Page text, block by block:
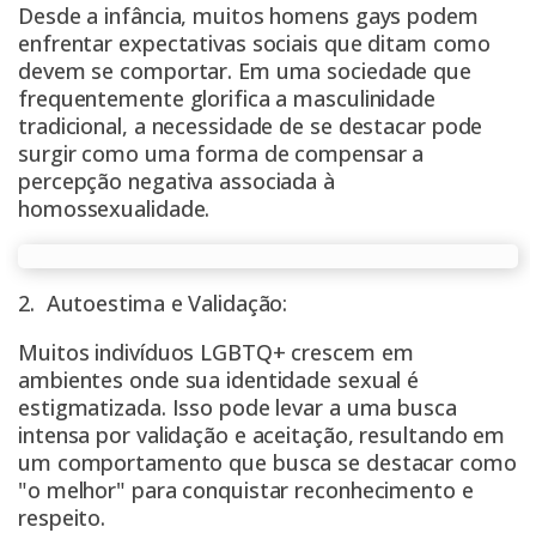
Desde a infância, muitos homens gays podem
enfrentar expectativas sociais que ditam como
devem se comportar. Em uma sociedade que
frequentemente glorifica a masculinidade
tradicional, a necessidade de se destacar pode
surgir como uma forma de compensar a
percepção negativa associada à
homossexualidade.
2. Autoestima e Validação:
Muitos indivíduos LGBTQ+ crescem em
ambientes onde sua identidade sexual é
estigmatizada. Isso pode levar a uma busca
intensa por validação e aceitação, resultando em
um comportamento que busca se destacar como
"o melhor" para conquistar reconhecimento e
respeito.